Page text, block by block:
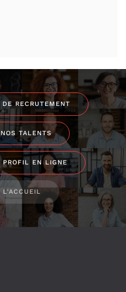
RECRUTEMENT
TALENTS
PROFIL EN LIGNE
L'ACCUEIL